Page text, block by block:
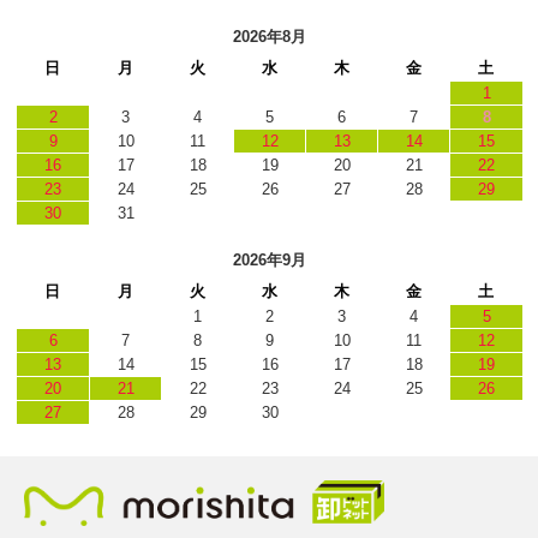
2026年8月
日
月 火 水 木 金
土
1
2
3 4 5 6 7
8
9
10 11 12 13 14
15
16
17 18 19 20 21
22
23
24 25 26 27 28
29
30
31
2026年9月
日
月 火 水 木 金
土
1
2 3 4
5
6
7 8 9 10 11
12
13
14 15 16 17 18
19
20
21 22 23 24 25
26
27
28 29 30